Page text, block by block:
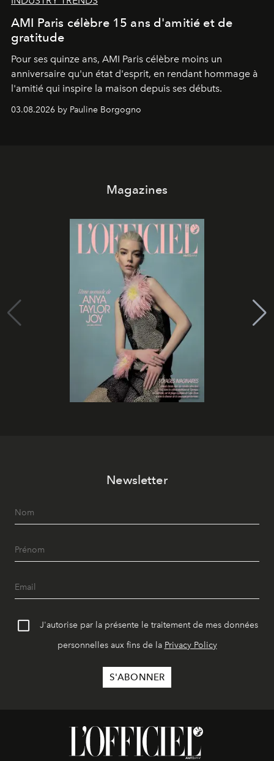
AMI Paris célèbre 15 ans d'amitié et de
gratitude
Pour ses quinze ans, AMI Paris célèbre moins un
anniversaire qu'un état d'esprit, en rendant hommage à
l'amitié qui inspire la maison depuis ses débuts.
03.08.2026 by Pauline Borgogno
Magazines
Newsletter
J'autorise par la présente le traitement de mes données
personnelles aux fins de la Privacy Policy